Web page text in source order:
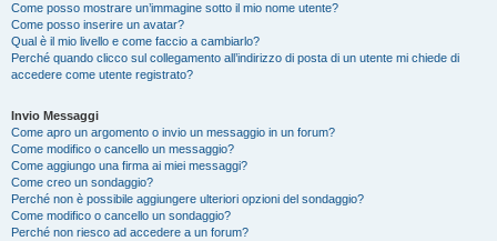
Come posso mostrare un’immagine sotto il mio nome utente?
Come posso inserire un avatar?
Qual è il mio livello e come faccio a cambiarlo?
Perché quando clicco sul collegamento all’indirizzo di posta di un utente mi chiede di
accedere come utente registrato?
Invio Messaggi
Come apro un argomento o invio un messaggio in un forum?
Come modifico o cancello un messaggio?
Come aggiungo una firma ai miei messaggi?
Come creo un sondaggio?
Perché non è possibile aggiungere ulteriori opzioni del sondaggio?
Come modifico o cancello un sondaggio?
Perché non riesco ad accedere a un forum?